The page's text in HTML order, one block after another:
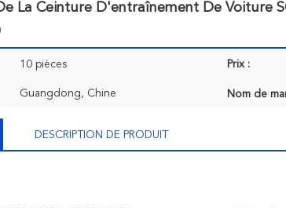
La Ceinture D'entraînement De Voiture
10 pièces Prix :
Guangdong, Chine Nom de
DESCRIPTION DE PRODUIT